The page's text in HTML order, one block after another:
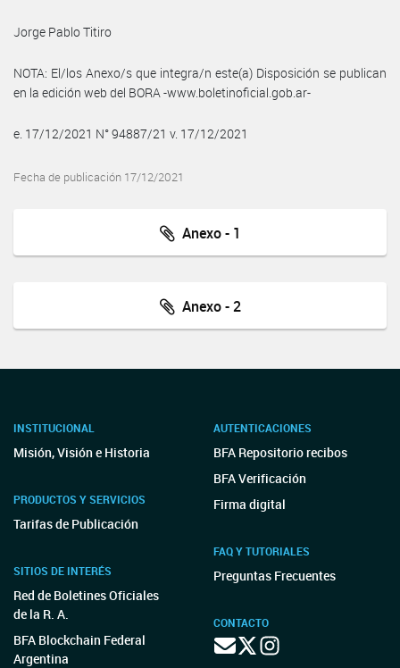
Jorge Pablo Titiro
NOTA: El/los Anexo/s que integra/n este(a) Disposición se publican
en la edición web del BORA -www.boletinoficial.gob.ar-
e. 17/12/2021 N° 94887/21 v. 17/12/2021
Fecha de publicación 17/12/2021
Anexo - 1
Anexo - 2
INSTITUCIONAL
Misión, Visión e Historia
PRODUCTOS Y SERVICIOS
Tarifas de Publicación
SITIOS DE INTERÉS
Red de Boletines Oficiales
de la R. A.
BFA Blockchain Federal
Argentina
AUTENTICACIONES
BFA Repositorio recibos
BFA Verificación
Firma digital
FAQ Y TUTORIALES
Preguntas Frecuentes
CONTACTO